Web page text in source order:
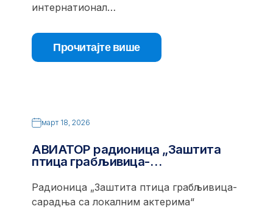
интернатионал…
Прочитајте више
март 18, 2026
АВИАТОР радионица „Заштита
птица грабљивица-…
Радионица „Заштита птица грабљивица-
сарадња са локалним актерима“